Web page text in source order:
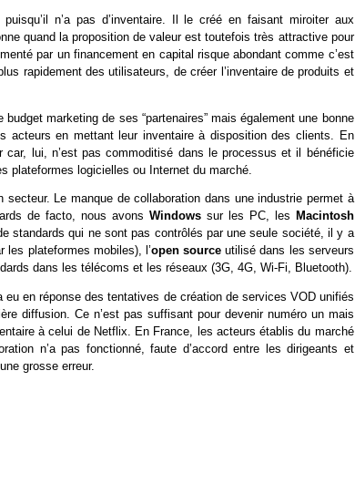
n’a pas d’inventaire. Il le créé en faisant miroiter aux
quand la proposition de valeur est toutefois très attractive pour
par un financement en capital risque abondant comme c’est
rapidement des utilisateurs, de créer l’inventaire de produits et
marketing de ses “partenaires” mais également une bonne
acteurs en mettant leur inventaire à disposition des clients. En
lui, n’est pas commoditisé dans le processus et il bénéficie
plateformes logicielles ou Internet du marché.
Le manque de collaboration dans une industrie permet à
de facto, nous avons Windows sur les PC, les Macintosh
standards qui ne sont pas contrôlés par une seule société, il y a
les plateformes mobiles), l’open sourceutilisé dans les serveurs
dans les télécoms et les réseaux (3G, 4G, Wi-Fi, Bluetooth).
eu en réponse des tentatives de création de services VOD unifiés
diffusion. Ce n’est pas suffisant pour devenir numéro un mais
à celui de Netflix. En France, les acteurs établis du marché
n’a pas fonctionné, faute d’accord entre les dirigeants et
grosse erreur.